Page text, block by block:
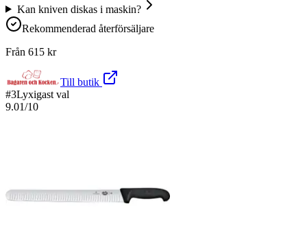
Kan kniven diskas i maskin?
Rekommenderad återförsäljare
Från 615 kr
Till butik
#3Lyxigast val
9.01/10